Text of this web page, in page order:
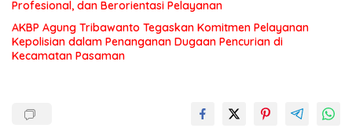
Profesional, dan Berorientasi Pelayanan
AKBP Agung Tribawanto Tegaskan Komitmen Pelayanan
Kepolisian dalam Penanganan Dugaan Pencurian di
Kecamatan Pasaman